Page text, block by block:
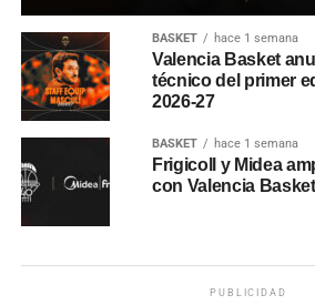
BASKET hace 1 semana
Valencia Basket
técnico del primer
2026-27
BASKET hace 1 semana
Frigicoll y Midea
con Valencia
PUBLICIDAD